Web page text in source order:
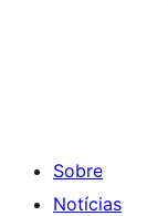
Sobre
Notícias